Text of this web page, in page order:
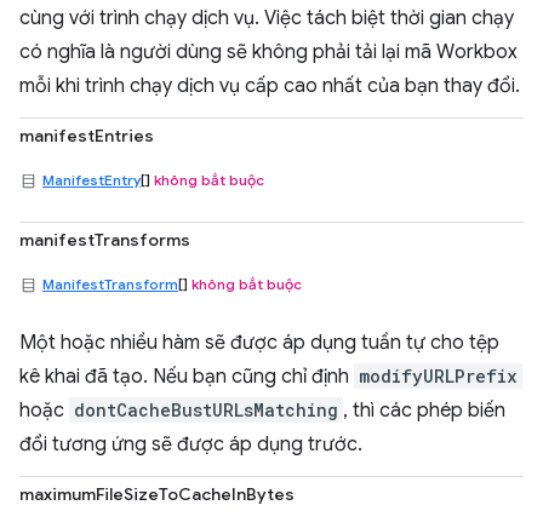
cùng với trình chạy dịch vụ. Việc tách biệt thời gian chạy
có nghĩa là người dùng sẽ không phải tải lại mã Workbox
mỗi khi trình chạy dịch vụ cấp cao nhất của bạn thay đổi.
manifestEntries
ManifestEntry[] không bắt buộc
manifestTransforms
ManifestTransform[] không bắt buộc
Một hoặc nhiều hàm sẽ được áp dụng tuần tự cho tệp
kê khai đã tạo. Nếu bạn cũng chỉ định modifyURLPrefix
hoặc dontCacheBustURLsMatching , thì các phép biến
đổi tương ứng sẽ được áp dụng trước.
maximumFileSizeToCacheInBytes